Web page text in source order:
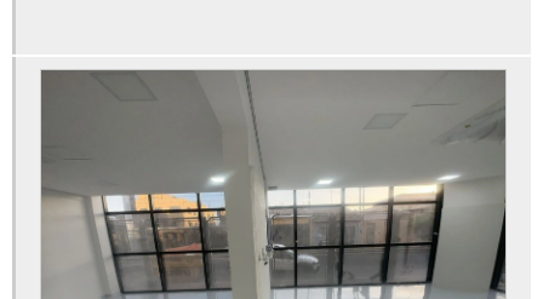
Pintura epóxi autonivelante para pisos
Pintura epóxi cinza
Pintura epóxi cozinha industrial
Pintura epóxi galpão